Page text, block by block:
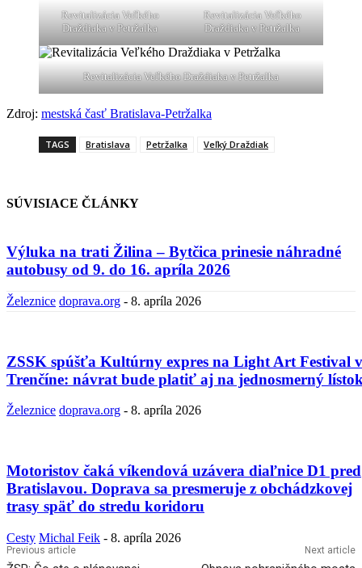
Revitalizácia Veľkého
Draždiaka v Petržalka
Revitalizácia Veľkého
Draždiaka v Petržalka
Revitalizácia Veľkého Draždiaka v Petržalka
Zdroj: mestská časť Bratislava-Petržalka
TAGS Bratislava Petržalka Veľký Draždiak
SÚVISIACE ČLÁNKY
Výluka na trati Žilina – Bytčica prinesie náhradné
autobusy od 9. do 16. apríla 2026
Železnice doprava.org - 8. apríla 2026
ZSSK spúšťa Kultúrny expres na Light Art Festival v
Trenčíne: návrat bude platiť aj na jednosmerný
Železnice doprava.org - 8. apríla 2026
Motoristov čaká víkendová uzávera diaľnice D1 pred
Bratislavou. Doprava sa presmeruje z obchádzkovej
trasy späť do stredu koridoru
Cesty Michal Feik - 8. apríla 2026
Previous article Next article